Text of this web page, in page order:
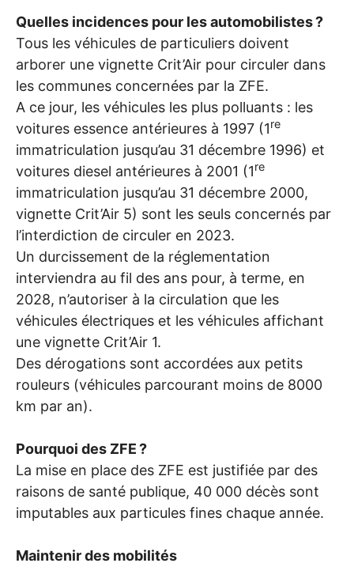
Quelles incidences pour les automobilistes?
Tous les véhicules de particuliers doivent
arborer une vignette Crit’Air pour circuler dans
les communes concernées par la ZFE.
A ce jour, les véhicules les plus polluants : les
voitures essence antérieures à 1997 (1re
immatriculation jusqu’au 31 décembre 1996) et
voitures diesel antérieures à 2001 (1re
immatriculation jusqu’au 31 décembre 2000,
vignette Crit’Air 5) sont les seuls concernés par
l’interdiction de circuler en 2023.
Un durcissement de la réglementation
interviendra au fil des ans pour, à terme, en
2028, n’autoriser à la circulation que les
véhicules électriques et les véhicules affichant
une vignette Crit’Air 1.
Des dérogations sont accordées aux petits
rouleurs (véhicules parcourant moins de 8000
km par an).
Pourquoi des ZFE?
La mise en place des ZFE est justifiée par des
raisons de santé publique, 40 000 décès sont
imputables aux particules fines chaque année.
Maintenir des mobilités